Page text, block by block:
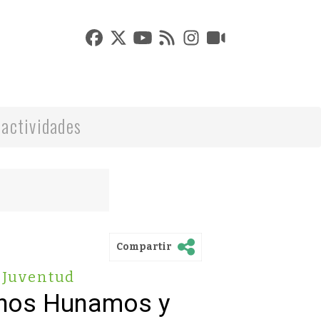
Compartir
Juventud
Hunamos y